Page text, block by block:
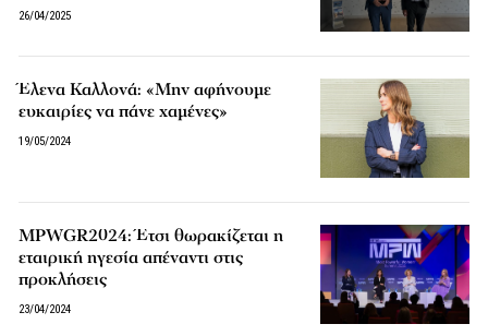
26/04/2025
Έλενα Καλλονά: «Μην αφήνουμε
ευκαιρίες να πάνε χαμένες»
19/05/2024
MPWGR2024: Έτσι θωρακίζεται η
εταιρική ηγεσία απέναντι στις
προκλήσεις
23/04/2024